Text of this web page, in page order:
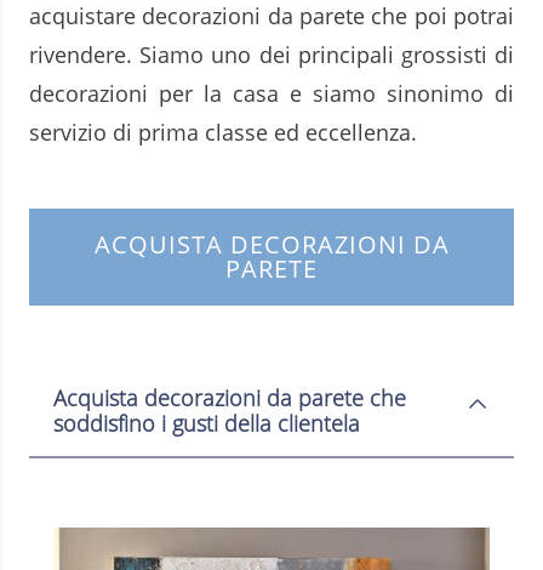
acquistare decorazioni da parete che poi potrai
rivendere. Siamo uno dei principali grossisti di
decorazioni per la casa e siamo sinonimo di
servizio di prima classe ed eccellenza.
ACQUISTA DECORAZIONI DA
PARETE
Acquista decorazioni da parete che
soddisfino i gusti della clientela